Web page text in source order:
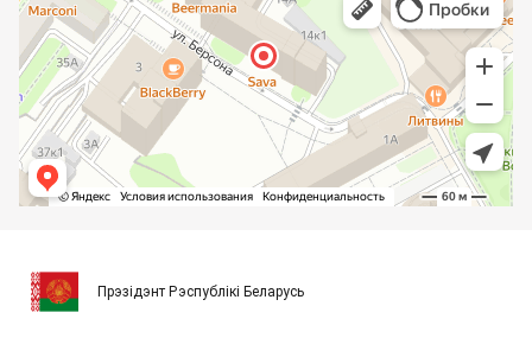
Прэзідэнт Рэспублікі Беларусь